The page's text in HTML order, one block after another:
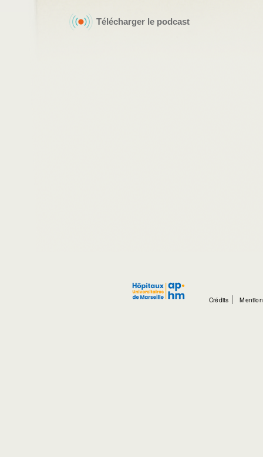
Télécharger le podcast
Crédits